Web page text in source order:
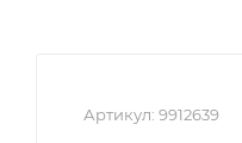
Артикул: 9912639